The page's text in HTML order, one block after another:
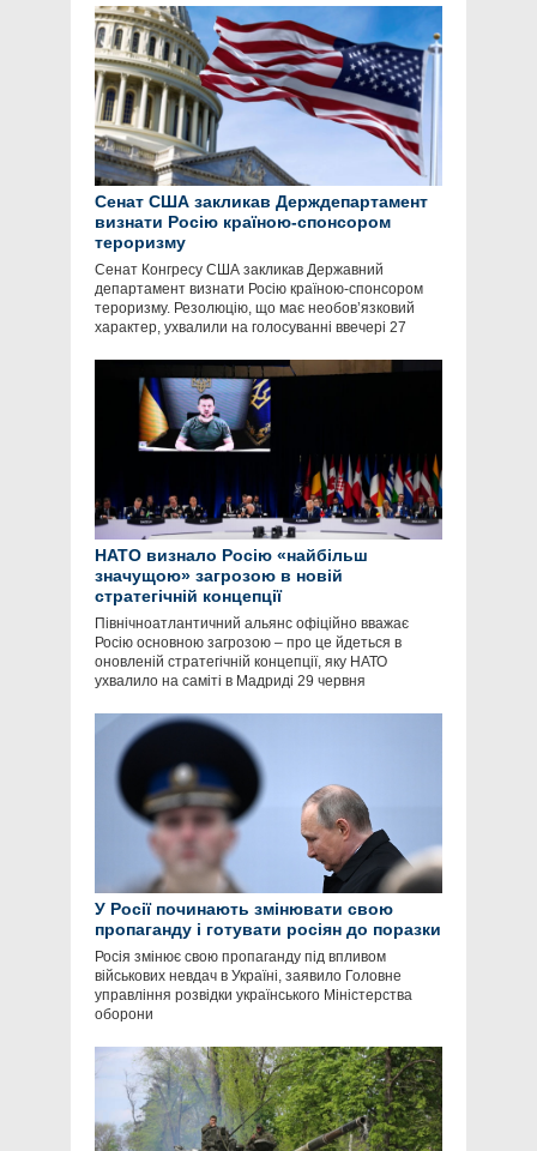
Сенат США закликав Держдепартамент
визнати Росію країною-спонсором
тероризму
Сенат Конгресу США закликав Державний
департамент визнати Росію країною-спонсором
тероризму. Резолюцію, що має необов’язковий
характер, ухвалили на голосуванні ввечері 27
НАТО визнало Росію «найбільш
значущою» загрозою в новій
стратегічній концепції
Північноатлантичний альянс офіційно вважає
Росію основною загрозою – про це йдеться в
оновленій стратегічній концепції, яку НАТО
ухвалило на саміті в Мадриді 29 червня
У Росії починають змінювати свою
пропаганду і готувати росіян до поразки
Росія змінює свою пропаганду під впливом
військових невдач в Україні, заявило Головне
управління розвідки українського Міністерства
оборони